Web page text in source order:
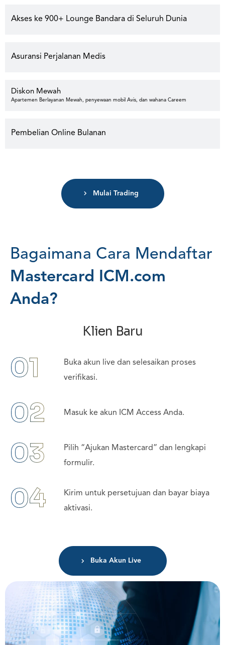
Akses ke 900+ Lounge Bandara di Seluruh Dunia
Asuransi Perjalanan Medis
Diskon Mewah
Apartemen Berlayanan Mewah, penyewaan mobil Avis, dan wahana Careem
Pembelian Online Bulanan
Mulai Trading
Bagaimana Cara Mendaftar
Mastercard ICM.com
Anda?
Klien Baru
01
Buka akun live dan selesaikan proses
verifikasi.
02 Masuk ke akun ICM Access Anda.
03
Pilih “Ajukan Mastercard” dan lengkapi
formulir.
04
Kirim untuk persetujuan dan bayar biaya
aktivasi.
Buka Akun Live